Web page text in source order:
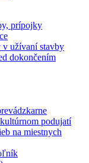
prípojky
v užívaní stavby
dokončením
podujatí
na miestnych